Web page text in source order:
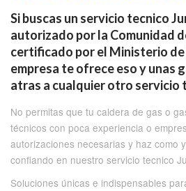
Si buscas un servicio tecnico
autorizado por la Comunidad
certificado por el Ministerio
empresa te ofrece eso y unas
atras a cualquier otro servicio
No permitas que tu caldera de gas o
técnicos con poca experiencia o
autorizaciones necesarias y haz como
confiando en nuestro servicio tecnico
Soluciones únicas e indispensables